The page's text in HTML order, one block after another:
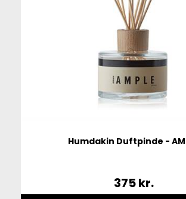
Humdakin Duftpinde -
375kr.